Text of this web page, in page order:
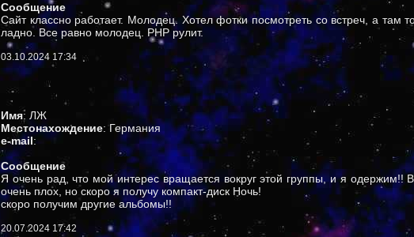
Сообщение
Сайт классно работает. Молодец. Хотел фотки посмотреть со встреч, а там
ладно. Все равно молодец. PHP рулит.
03.10.2024 17:34
Имя: ЛЖ
Местонахождение: Германия
e-mail:
Сообщение
Я очень рад, что мой интерес вращается вокруг этой группы, и я одержим!!
очень плох, но скоро я получу компакт-диск Ночь!
скоро получим другие альбомы!!
20.07.2024 17:42